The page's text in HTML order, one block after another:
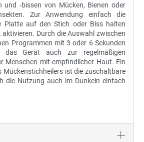
und -bissen von Mücken, Bienen oder
Zur Anwendung einfach die
Platte auf den Stich oder Biss halten
Durch die Auswahl zwischen
Programmen mit 3 oder 6 Sekunden
das Gerät auch zur regelmäßigen
Menschen mit empfindlicher Haut. Ein
Mückenstichheilers ist die zuschaltbare
die Nutzung auch im Dunkeln einfach